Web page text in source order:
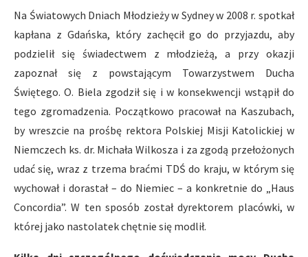
Na Światowych Dniach Młodzieży w Sydney w 2008 r. spotkał
kapłana z Gdańska, który zachęcił go do przyjazdu, aby
podzielił się świadectwem z młodzieżą, a przy okazji
zapoznał się z powstającym Towarzystwem Ducha
Świętego. O. Biela zgodził się i w konsekwencji wstąpił do
tego zgromadzenia. Początkowo pracował na Kaszubach,
by wreszcie na prośbę rektora Polskiej Misji Katolickiej w
Niemczech ks. dr. Michała Wilkosza i za zgodą przełożonych
udać się, wraz z trzema braćmi TDŚ do kraju, w którym się
wychował i dorastał – do Niemiec – a konkretnie do „Haus
Concordia”. W ten sposób został dyrektorem placówki, w
której jako nastolatek chętnie się modlił.